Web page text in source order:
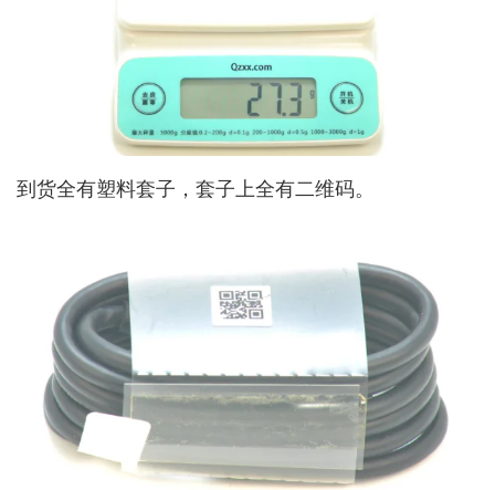
到货全有塑料套子，套子上全有二维码。